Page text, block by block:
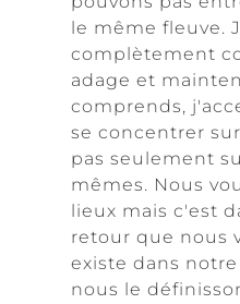
le même fleuve.
complètement
adage et
comprends,
se concentrer
pas seulement
mêmes. Nous
lieux mais c'est
retour que nous
existe dans
nous le